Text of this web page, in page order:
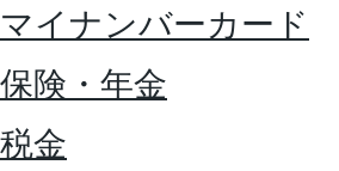
マイナンバーカード
保険・年金
税金